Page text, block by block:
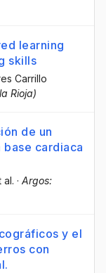
learning
skills
Carrillo
Rioja)
de un
cardiaca
al. · Argos:
y el
con